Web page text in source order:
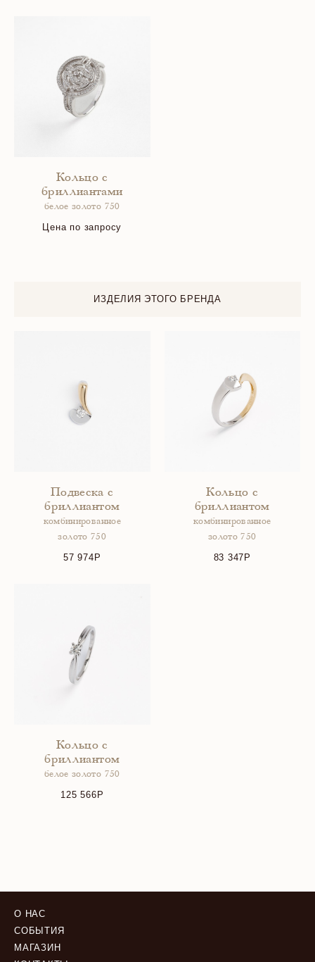
Кольцо с
бриллиантами
белое золото 750
Цена по запросу
ИЗДЕЛИЯ ЭТОГО БРЕНДА
Подвеска с
бриллиантом
комбинированное
золото 750
57 974
Кольцо с
бриллиантом
комбинированное
золото 750
83 347
Кольцо с
бриллиантом
белое золото 750
125 566
О НАС
СОБЫТИЯ
МАГАЗИН